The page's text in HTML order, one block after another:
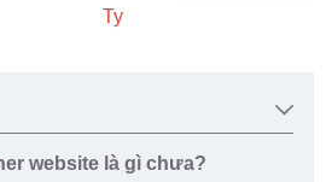
Ty
website là gì chưa?